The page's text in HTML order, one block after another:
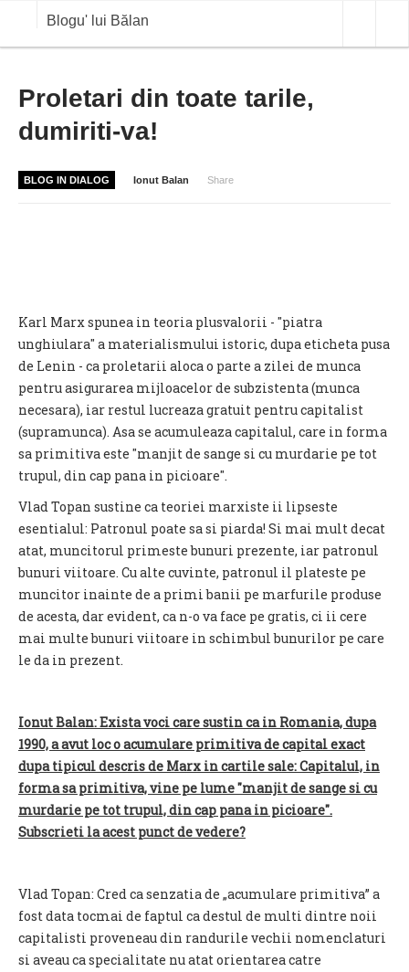
Blogu' lui Bălan
OPINII
ANALIZE
Proletari din toate tarile,
dumiriti-va!
BLOG IN DIALOG Ionut Balan Share
Karl Marx spunea in teoria plusvalorii - "piatra
unghiulara" a materialismului istoric, dupa eticheta pusa
de Lenin - ca proletarii aloca o parte a zilei de munca
pentru asigurarea mijloacelor de subzistenta (munca
necesara), iar restul lucreaza gratuit pentru capitalist
(supramunca). Asa se acumuleaza capitalul, care in forma
sa primitiva este "manjit de sange si cu murdarie pe tot
trupul, din cap pana in picioare".
Vlad Topan sustine ca teoriei marxiste ii lipseste
esentialul: Patronul poate sa si piarda! Si mai mult decat
atat, muncitorul primeste bunuri prezente, iar patronul
bunuri viitoare. Cu alte cuvinte, patronul il plateste pe
muncitor inainte de a primi banii pe marfurile produse
de acesta, dar evident, ca n-o va face pe gratis, ci ii cere
mai multe bunuri viitoare in schimbul bunurilor pe care
le da in prezent.
Ionut Balan: Exista voci care sustin ca in Romania, dupa
1990, a avut loc o acumulare primitiva de capital exact
dupa tipicul descris de Marx in cartile sale: Capitalul, in
forma sa primitiva, vine pe lume "manjit de sange si cu
murdarie pe tot trupul, din cap pana in picioare".
Subscrieti la acest punct de vedere?
Vlad Topan: Cred ca senzatia de „acumulare primitiva” a
fost data tocmai de faptul ca destul de multi dintre noii
capitalisti proveneau din randurile vechii nomenclaturi
si aveau ca specialitate nu atat orientarea catre